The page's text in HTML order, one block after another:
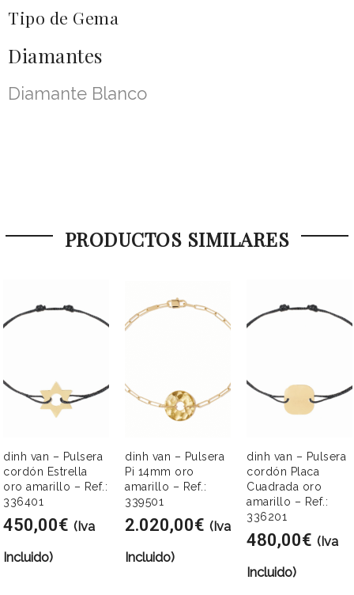
Tipo de Gema
Diamantes
Diamante Blanco
PRODUCTOS SIMILARES
dinh van – Pulsera
cordón Estrella
oro amarillo – Ref.:
336401
450,00€ (Iva
Incluido)
dinh van – Pulsera
Pi 14mm oro
amarillo – Ref.:
339501
2.020,00€ (Iva
Incluido)
dinh van – Pulsera
cordón Placa
Cuadrada oro
amarillo – Ref.:
336201
480,00€ (Iva
Incluido)